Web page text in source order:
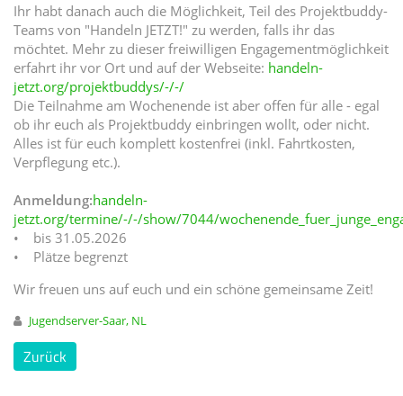
Ihr habt danach auch die Möglichkeit, Teil des Projektbuddy-
Teams von "Handeln JETZT!" zu werden, falls ihr das
möchtet. Mehr zu dieser freiwilligen Engagementmöglichkeit
erfahrt ihr vor Ort und auf der Webseite: handeln-
jetzt.org/projektbuddys/-/-/
Die Teilnahme am Wochenende ist aber offen für alle - egal
ob ihr euch als Projektbuddy einbringen wollt, oder nicht.
Alles ist für euch komplett kostenfrei (inkl. Fahrtkosten,
Verpflegung etc.).
Anmeldung:handeln-
jetzt.org/termine/-/-/show/7044/
• bis 31.05.2026
• Plätze begrenzt
Wir freuen uns auf euch und ein schöne gemeinsame Zeit!
Jugendserver-Saar, NL
Zurück